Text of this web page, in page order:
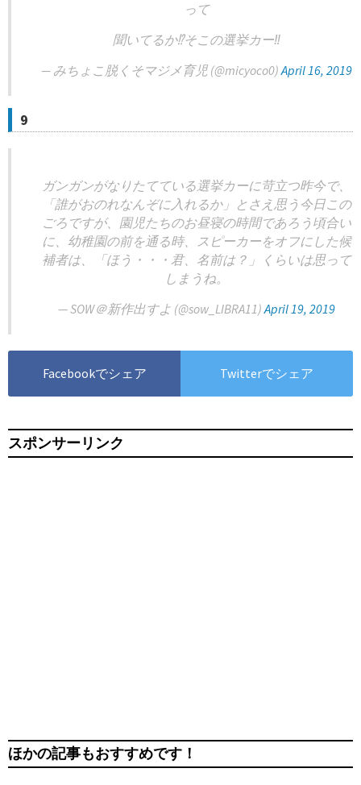
って
聞いてるか⁉️そこの選挙カー‼️
— みちょこ脱くそマジメ育児 (@micyoco0)April 16, 2019
9
ガンガンがなりたてている選挙カーに苛立つ昨今で、
「誰がおのれなんぞに入れるか」とさえ思う今日この
ごろですが、園児たちのお昼寝の時間であろう頃合い
に、幼稚園の前を通る時、スピーカーをオフにした候
補者は、「ほう・・・君、名前は？」くらいは思って
しまうね。
— SOW＠新作出すよ (@sow_LIBRA11)April 19, 2019
Facebookでシェア Twitterでシェア
スポンサーリンク
ほかの記事もおすすめです！